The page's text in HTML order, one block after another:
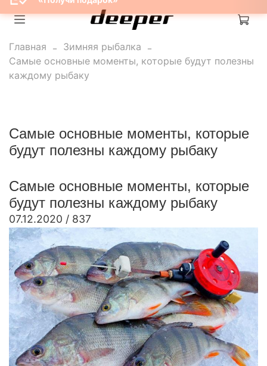
Главная
Зимняя рыбалка
Самые основные моменты, которые будут полезны
каждому рыбаку
Самые основные моменты, которые
будут полезны каждому рыбаку
Самые основные моменты, которые
будут полезны каждому рыбаку
07.12.2020 / 837
ПРОЙТИ ТЕСТ
«Получи подарок»